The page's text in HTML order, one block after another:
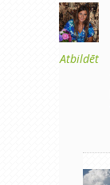
Atbildēt